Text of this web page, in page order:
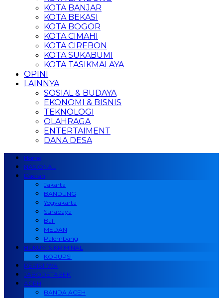
KOTA BANJAR
KOTA BEKASI
KOTA BOGOR
KOTA CIMAHI
KOTA CIREBON
KOTA SUKABUMI
KOTA TASIKMALAYA
OPINI
LAINNYA
SOSIAL & BUDAYA
EKONOMI & BISNIS
TEKNOLOGI
OLAHRAGA
ENTERTAIMENT
DANA DESA
Home
NASIONAL
Daerah
Jakarta
BANDUNG
Yogyakarta
Surabaya
Bali
MEDAN
Palembang
HUKUM & KRIMINAL
KORUPSI
PERISTIWA
JABODETABEK
ACEH
BANDA ACEH